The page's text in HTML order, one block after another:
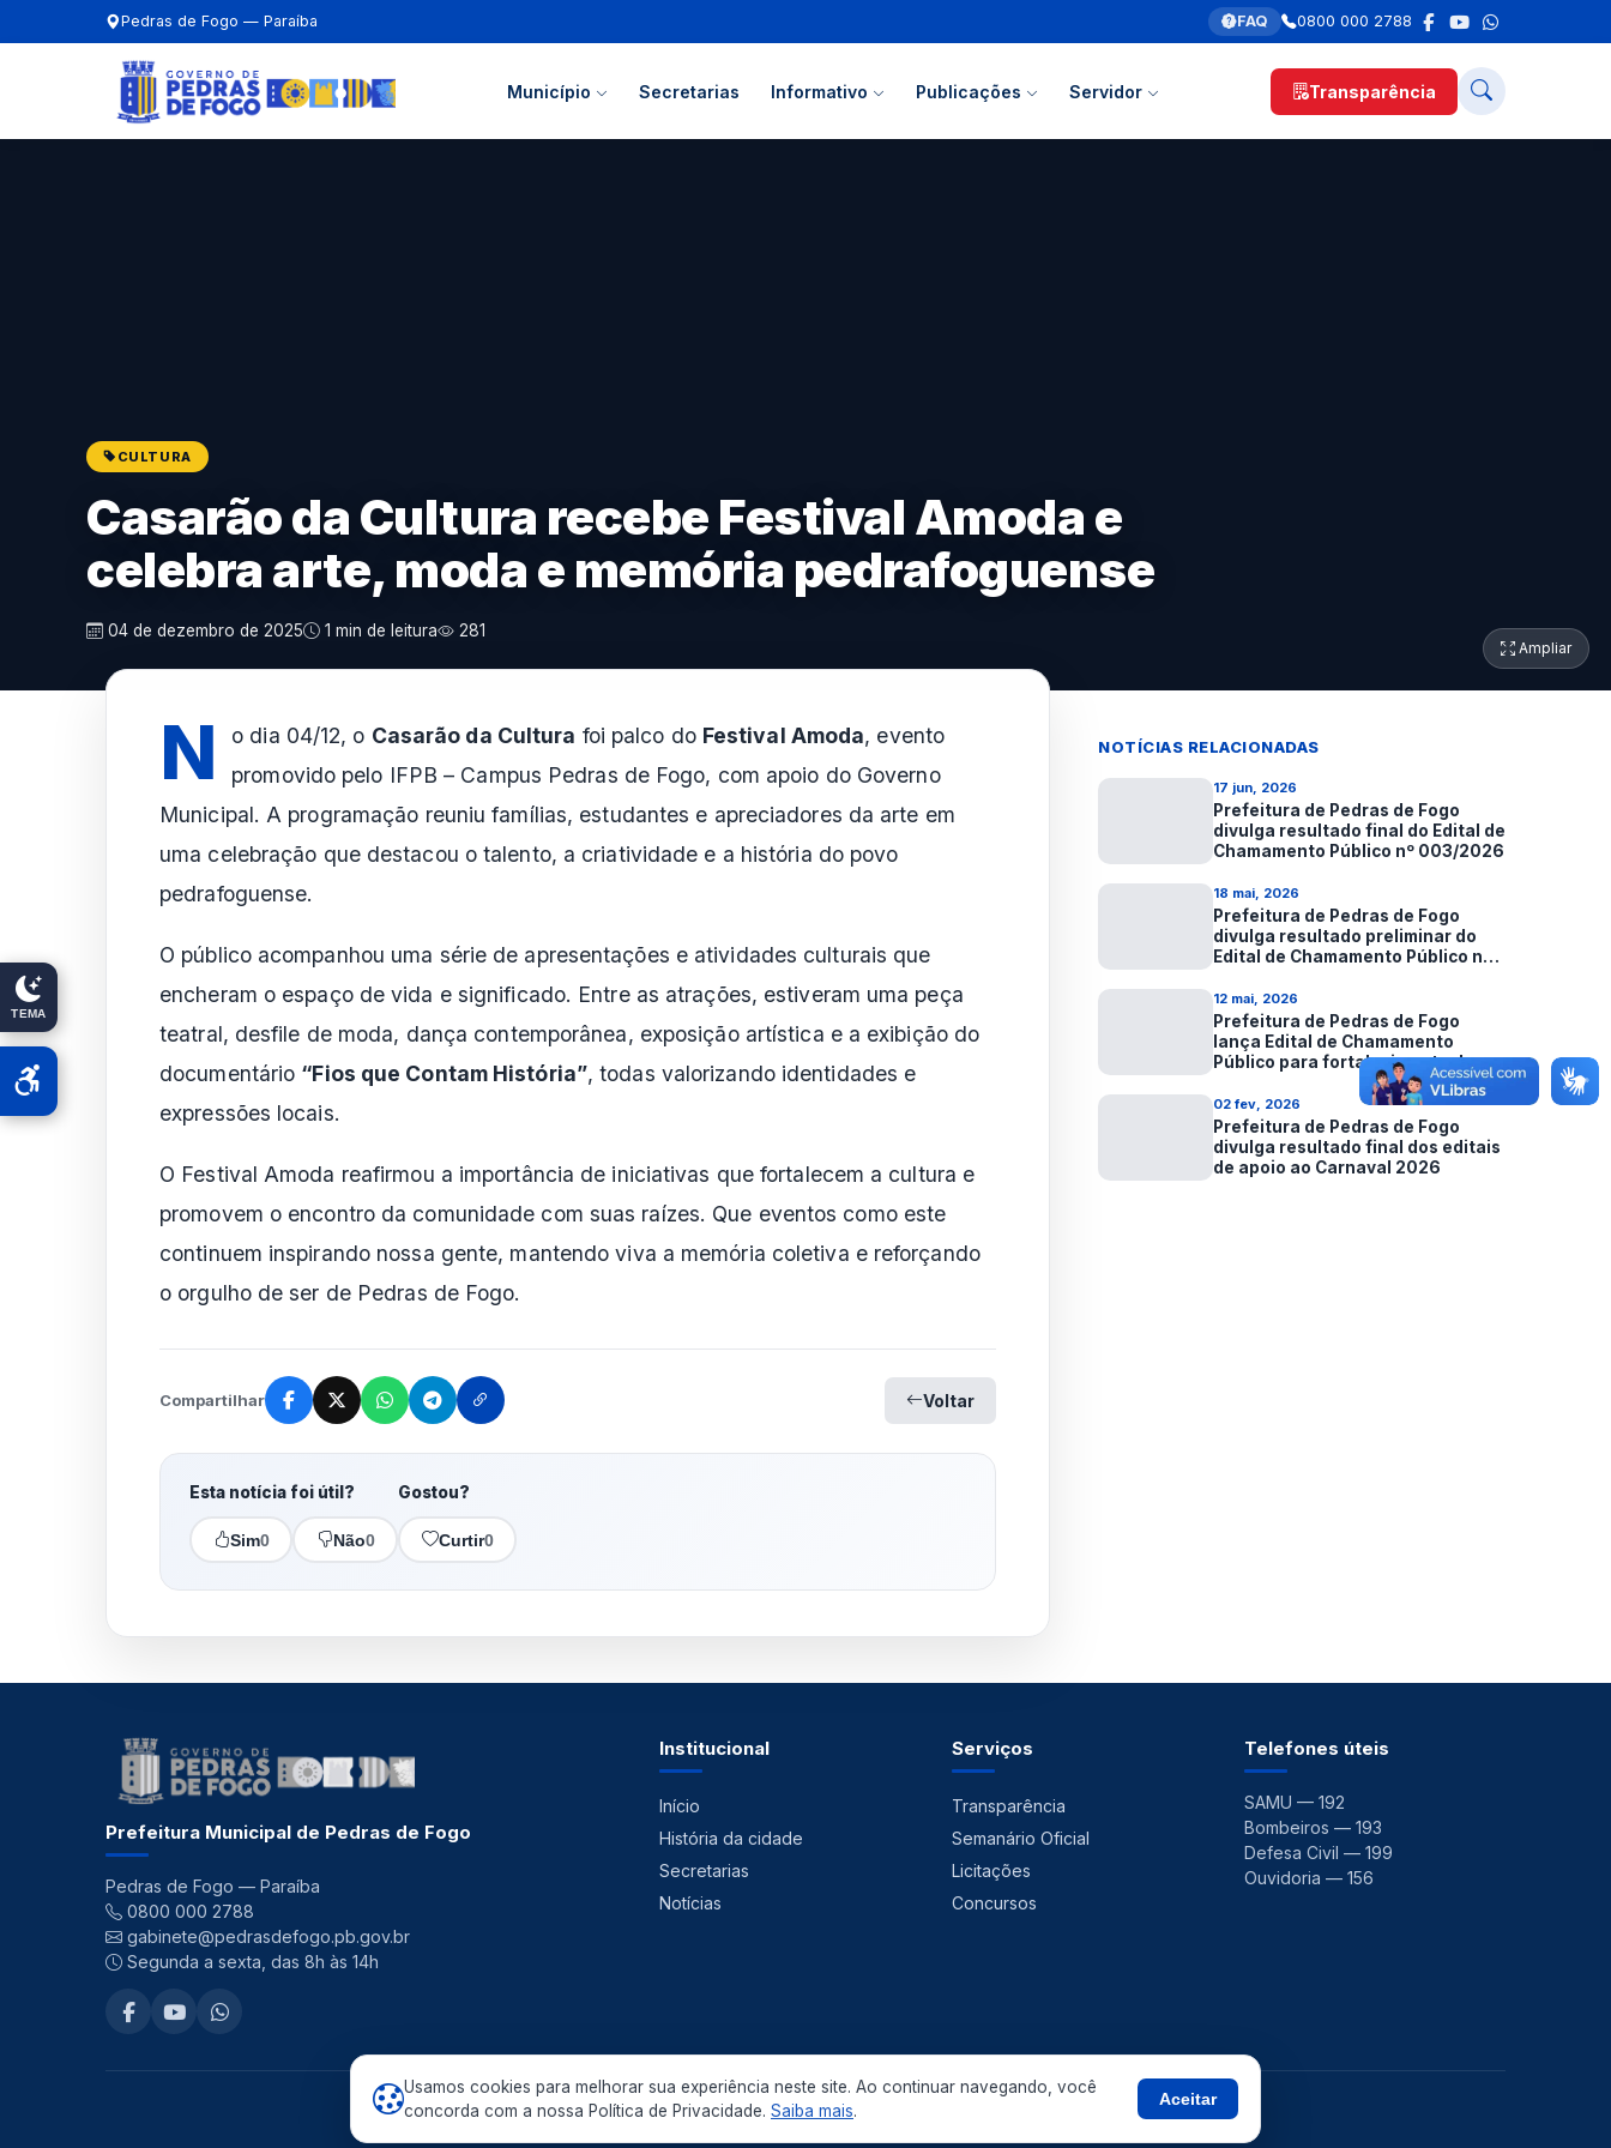
TEMA
Pedras de Fogo — Paraíba FAQ 0800 000 2788
Município Secretarias Informativo Publicações Servidor Transparência
CULTURA
Casarão da Cultura recebe Festival Amoda e
celebra arte, moda e memória pedrafoguense
04 de dezembro de 2025 1 min de leitura 281
Ampliar
N o dia 04/12, o Casarão da Cultura foi palco do Festival Amoda, evento
promovido pelo IFPB – Campus Pedras de Fogo, com apoio do Governo
Municipal. A programação reuniu famílias, estudantes e apreciadores da arte em
uma celebração que destacou o talento, a criatividade e a história do povo
pedrafoguense.
O público acompanhou uma série de apresentações e atividades culturais que
encheram o espaço de vida e significado. Entre as atrações, estiveram uma peça
teatral, desfile de moda, dança contemporânea, exposição artística e a exibição do
documentário “Fios que Contam História”, todas valorizando identidades e
expressões locais.
O Festival Amoda reafirmou a importância de iniciativas que fortalecem a cultura e
promovem o encontro da comunidade com suas raízes. Que eventos como este
continuem inspirando nossa gente, mantendo viva a memória coletiva e reforçando
o orgulho de ser de Pedras de Fogo.
Compartilhar Voltar
Esta notícia foi útil?
Sim0 Não0
Gostou?
Curtir0
NOTÍCIAS RELACIONADAS
17 jun, 2026
Prefeitura de Pedras de Fogo
divulga resultado final do Edital de
Chamamento Público nº 003/2026
18 mai, 2026
Prefeitura de Pedras de Fogo
divulga resultado preliminar do
Edital de Chamamento Público nº
12 mai, 2026
Prefeitura de Pedras de Fogo
lança Edital de Chamamento
Público para fortalecimento da
02 fev, 2026
Prefeitura de Pedras de Fogo
divulga resultado final dos editais
de apoio ao Carnaval 2026
Prefeitura Municipal de Pedras de Fogo
Pedras de Fogo — Paraíba
0800 000 2788
gabinete@pedrasdefogo.pb.gov.br
Segunda a sexta, das 8h às 14h
Institucional
Início
História da cidade
Secretarias
Notícias
Serviços
Transparência
Semanário Oficial
Licitações
Concursos
Telefones úteis
SAMU — 192
Bombeiros — 193
Defesa Civil — 199
Ouvidoria — 156
© 2026 Prefeitura Municipal de Pedras de Fogo. Todos os direitos reservados. ·
Usamos cookies para melhorar sua experiência neste site. Ao continuar navegando, você
concorda com a nossa Política de Privacidade. Saiba mais.
Aceitar